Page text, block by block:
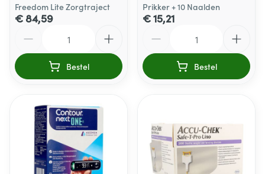
Freedom Lite Zorgtraject
€ 84,59
Bestel
Prikker + 10 Naalden
€ 15,21
Bestel